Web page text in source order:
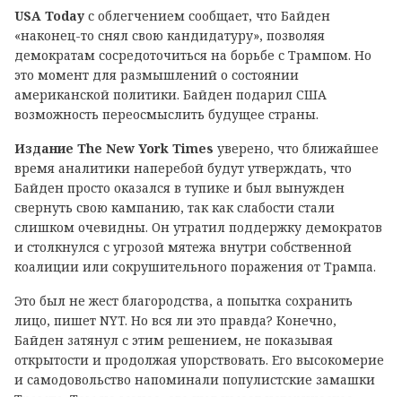
USA Today с облегчением сообщает, что Байден
«наконец-то снял свою кандидатуру», позволяя
демократам сосредоточиться на борьбе с Трампом. Но
это момент для размышлений о состоянии
американской политики. Байден подарил США
возможность переосмыслить будущее страны.
Издание The New York Times уверено, что ближайшее
время аналитики наперебой будут утверждать, что
Байден просто оказался в тупике и был вынужден
свернуть свою кампанию, так как слабости стали
слишком очевидны. Он утратил поддержку демократов
и столкнулся с угрозой мятежа внутри собственной
коалиции или сокрушительного поражения от Трампа.
Это был не жест благородства, а попытка сохранить
лицо, пишет NYT. Но вся ли это правда? Конечно,
Байден затянул с этим решением, не показывая
открытости и продолжая упорствовать. Его высокомерие
и самодовольство напоминали популистские замашки